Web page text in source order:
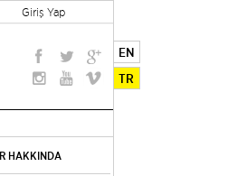
Giriş Yap
EN
TR
HAKKINDA